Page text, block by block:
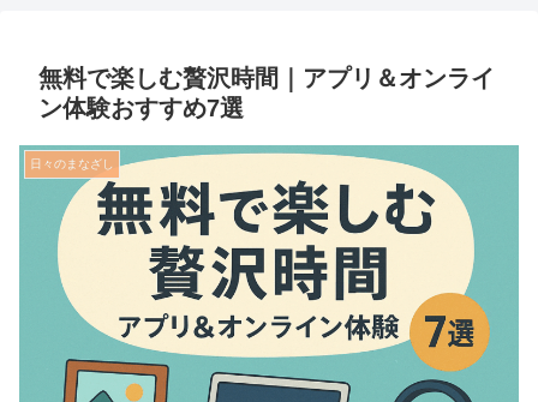
無料で楽しむ贅沢時間｜アプリ＆オンライ
ン体験おすすめ7選
日々のまなざし